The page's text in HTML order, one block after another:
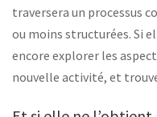
traversera un processus
ou moins structurées. Si
encore explorer les
nouvelle activité, et